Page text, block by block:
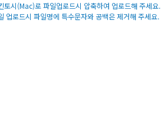
토시(Mac)로 파일업로드시 압축하여 업로드해 주세요.
업로드시 파일명에 특수문자와 공백은 제거해 주세요.